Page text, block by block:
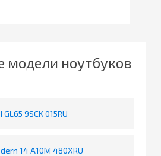
модели ноутбуков
GL65 9SCK 015RU
14 A10M 480XRU